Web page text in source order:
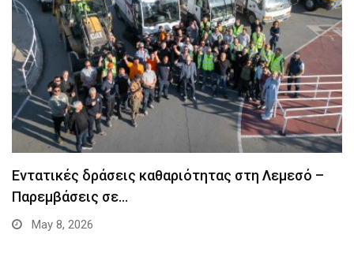
Εντατικές δράσεις καθαριότητας στη Λεμεσό –
Παρεμβάσεις σε…
May 8, 2026